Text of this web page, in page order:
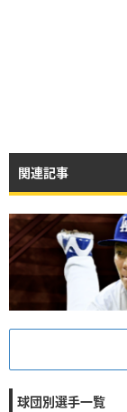
関連記事
球団別選手一覧